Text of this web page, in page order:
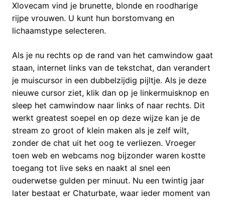
Xlovecam vind je brunette, blonde en roodharige
rijpe vrouwen. U kunt hun borstomvang en
lichaamstype selecteren.
Als je nu rechts op de rand van het camwindow gaat
staan, internet links van de tekstchat, dan verandert
je muiscursor in een dubbelzijdig pijltje. Als je deze
nieuwe cursor ziet, klik dan op je linkermuisknop en
sleep het camwindow naar links of naar rechts. Dit
werkt greatest soepel en op deze wijze kan je de
stream zo groot of klein maken als je zelf wilt,
zonder de chat uit het oog te verliezen. Vroeger
toen web en webcams nog bijzonder waren kostte
toegang tot live seks en naakt al snel een
ouderwetse gulden per minuut. Nu een twintig jaar
later bestaat er Chaturbate, waar ieder moment van